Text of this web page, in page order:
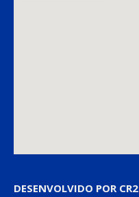
DESENVOLVIDO POR CR2